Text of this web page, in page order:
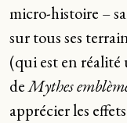
micro-histoire –
sur tous ses
(qui est en réalité
deMythes
apprécier les